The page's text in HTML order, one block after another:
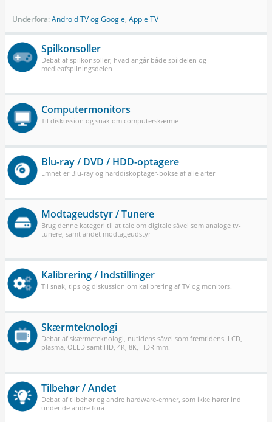
Underfora:Android TV og Google, Apple TV
Spilkonsoller
Debat af spilkonsoller, hvad angår både spildelen og
medieafspilningsdelen
Computermonitors
Til diskussion og snak om computerskærme
Blu-ray / DVD / HDD-optagere
Emnet er Blu-ray og harddiskoptager-bokse af alle arter
Modtageudstyr / Tunere
Brug denne kategori til at tale om digitale såvel som analoge tv-
tunere, samt andet modtageudstyr
Kalibrering / Indstillinger
Til snak, tips og diskussion om kalibrering af TV og monitors.
Skærmteknologi
Debat af skærmeteknologi, nutidens såvel som fremtidens. LCD,
plasma, OLED samt HD, 4K, 8K, HDR mm.
Tilbehør / Andet
Debat af tilbehør og andre hardware-emner, som ikke hører ind
under de andre fora